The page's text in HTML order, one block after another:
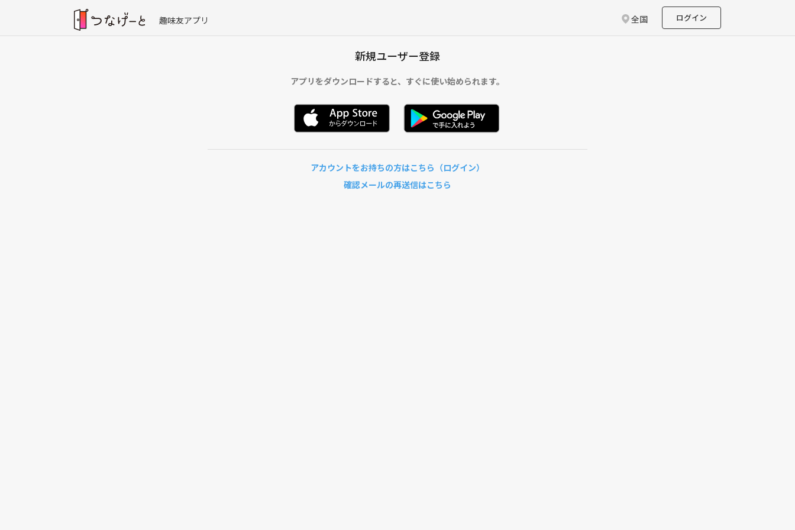
趣味友アプリ 全国 ログイン
新規ユーザー登録
アプリをダウンロードすると、 すぐに使い始められます。
アカウントをお持ちの方はこちら（ログイン）
確認メールの再送信はこちら